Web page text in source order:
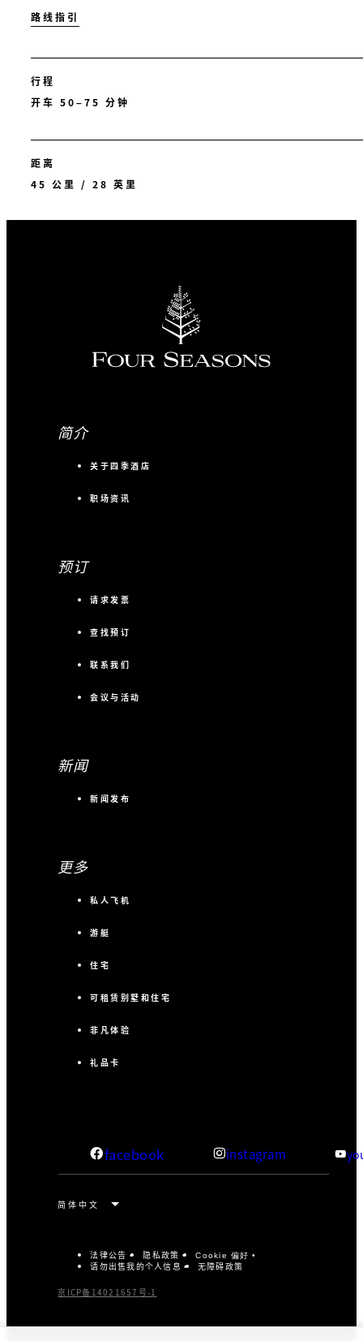
路线指引
行程
开车 50–75 分钟
距离
45 公里 / 28 英里
简介
关于四季酒店
职场资讯
预订
请求发票
查找预订
联系我们
会议与活动
新闻
新闻发布
更多
私人飞机
游艇
住宅
可租赁别墅和住宅
非凡体验
礼品卡
facebook instagram
法律公告 隐私政策 Cookie 偏好
请勿出售我的个人信息 无障碍政策
京ICP备14021657号-1